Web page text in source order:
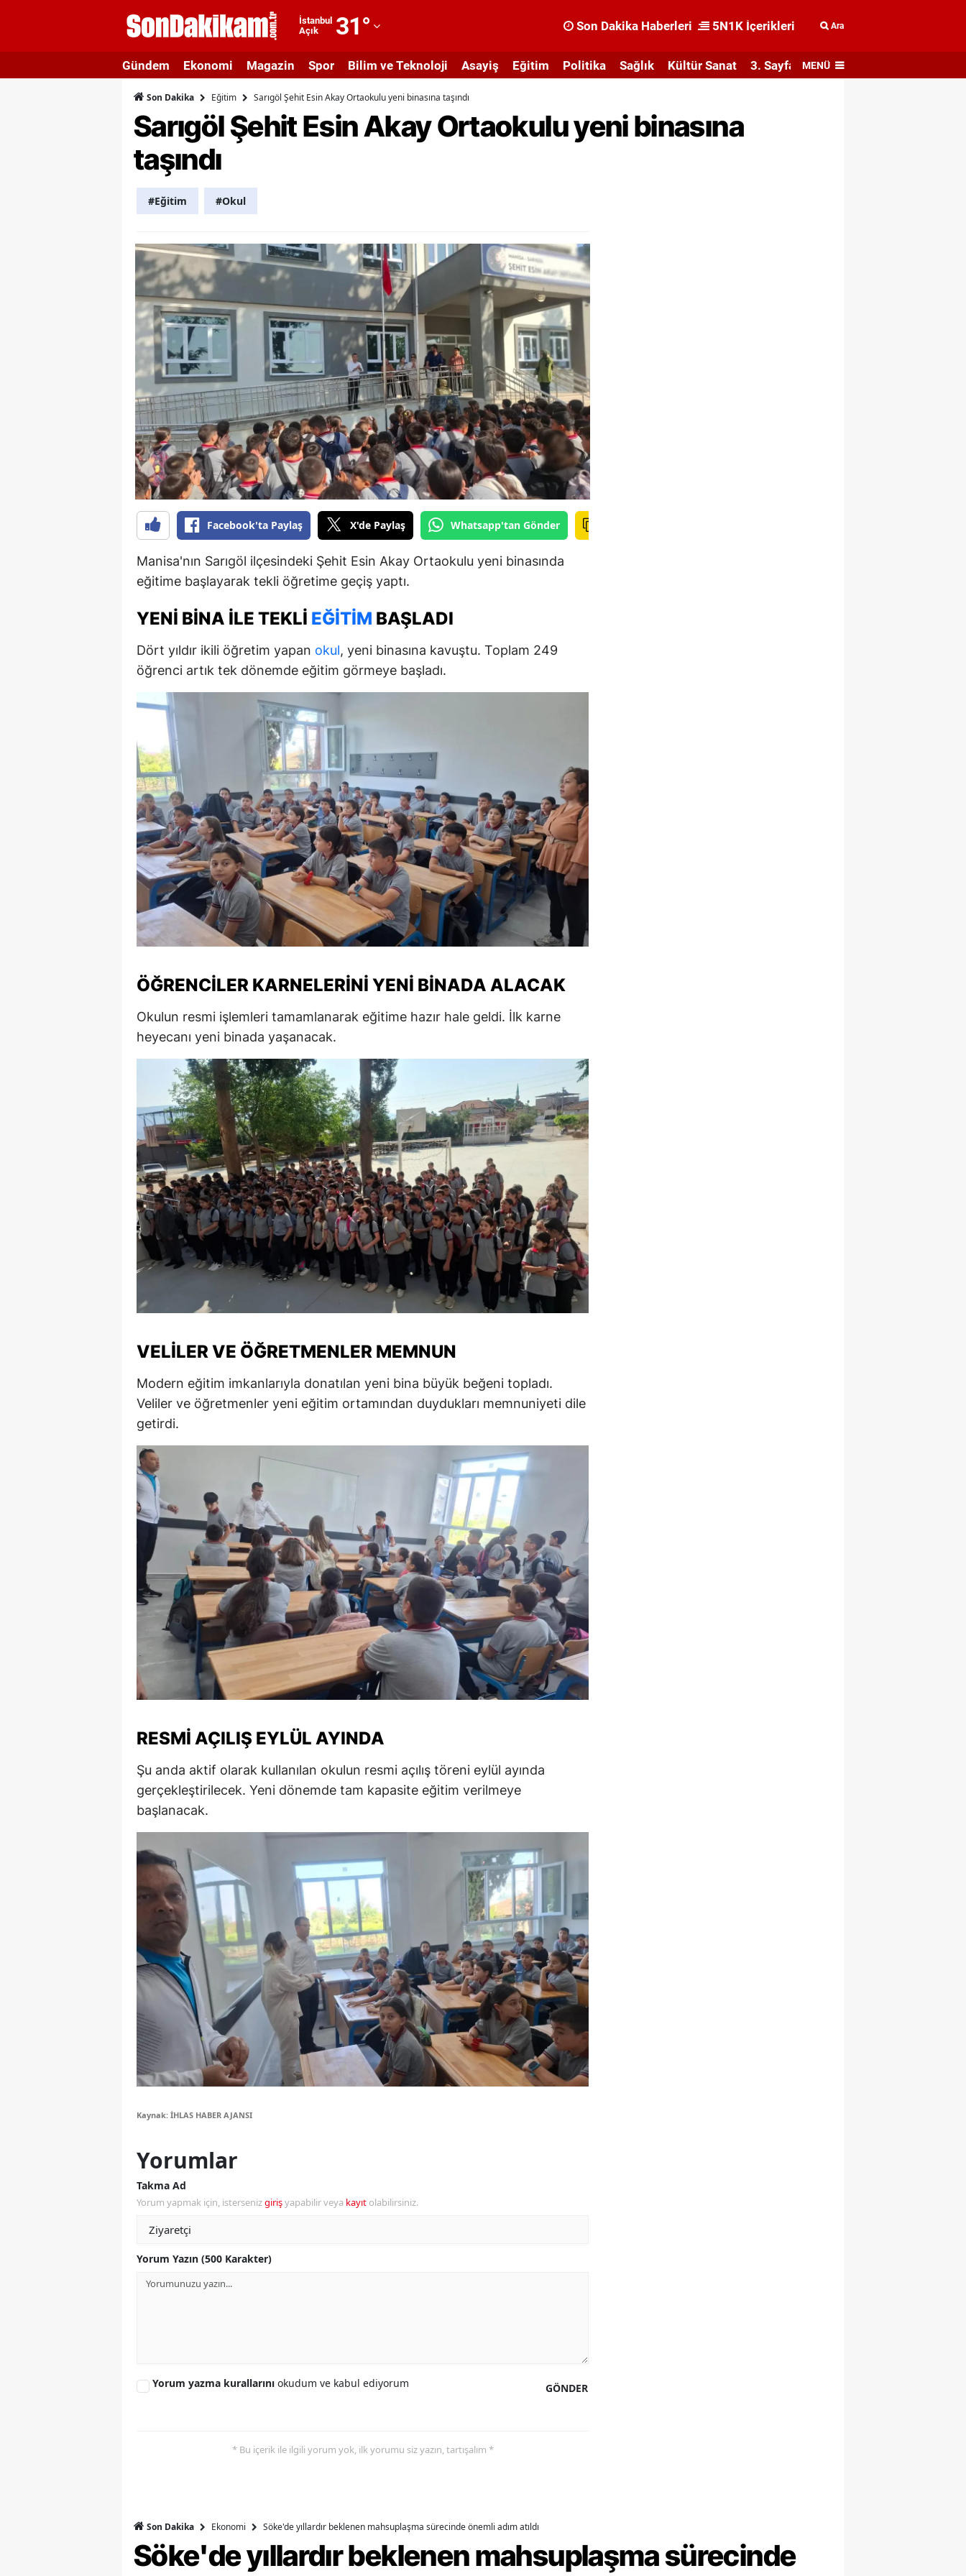
İstanbul
Açık
31°
Adıyaman
Afyonkarahisar
Ağrı
Artvin
Balıkesir
Bilecik
Bingöl
Bitlis
Bolu
Burdur
Bursa
Çanakkale
Çankırı
Çorum
Edirne
Elazığ
Erzincan
Erzurum
Eskişehir
Gaziantep
Giresun
Gümüşhane
Hakkari
Hatay
Mersin
İstanbul
İzmir
Kars
Kastamonu
Kayseri
Kırklareli
Kırşehir
Kocaeli
Konya
Kütahya
Malatya
Mardin
Niğde
Ordu
Rize
Sakarya
Samsun
Siirt
Sinop
Tunceli
Şanlıurfa
Uşak
Van
Yozgat
Zonguldak
Aksaray
Bayburt
Karaman
Son Dakika Haberleri 5N1K İçerikleri Ara
Gündem Ekonomi Magazin Spor Bilim ve Teknoloji Asayiş Eğitim Politika Sağlık Kültür Sanat 3. Sayfa MENÜ
Son Dakika Eğitim Sarıgöl Şehit Esin Akay Ortaokulu yeni binasına taşındı
Sarıgöl Şehit Esin Akay Ortaokulu yeni binasına
taşındı
#Eğitim #Okul
Facebook'ta Paylaş X'de Paylaş Whatsapp'tan Gönder
Manisa'nın Sarıgöl ilçesindeki Şehit Esin Akay Ortaokulu yeni binasında
eğitime başlayarak tekli öğretime geçiş yaptı.
YENI BINA İLE TEKLI EĞITIM BAŞLADI
Dört yıldır ikili öğretim yapan okul, yeni binasına kavuştu. Toplam 249
öğrenci artık tek dönemde eğitim görmeye başladı.
ÖĞRENCILER KARNELERINI YENI BINADA ALACAK
Okulun resmi işlemleri tamamlanarak eğitime hazır hale geldi. İlk karne
heyecanı yeni binada yaşanacak.
VELILER VE ÖĞRETMENLER MEMNUN
Modern eğitim imkanlarıyla donatılan yeni bina büyük beğeni topladı.
Veliler ve öğretmenler yeni eğitim ortamından duydukları memnuniyeti dile
getirdi.
RESMI AÇILIŞ EYLÜL AYINDA
Şu anda aktif olarak kullanılan okulun resmi açılış töreni eylül ayında
gerçekleştirilecek. Yeni dönemde tam kapasite eğitim verilmeye
başlanacak.
Kaynak: İHLAS HABER AJANSI
Yorumlar
Takma Ad
Yorum yapmak için, istersenizgirişyapabilir veya kayıt olabilirsiniz.
Yorum Yazın (500 Karakter)
GÖNDER
Yorum yazma kurallarını okudum ve kabul ediyorum
* Bu içerik ile ilgili yorum yok, ilk yorumu siz yazın, tartışalım *
Son Dakika Ekonomi Söke'de yıllardır beklenen mahsuplaşma sürecinde önemli adım atıldı
Söke'de yıllardır beklenen mahsuplaşma sürecinde